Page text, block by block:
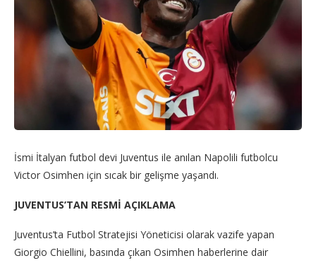
İsmi İtalyan futbol devi Juventus ile anılan Napolili futbolcu
Victor Osimhen için sıcak bir gelişme yaşandı.
JUVENTUS’TAN RESMİ AÇIKLAMA
Juventus’ta Futbol Stratejisi Yöneticisi olarak vazife yapan
Giorgio Chiellini, basında çıkan Osimhen haberlerine dair